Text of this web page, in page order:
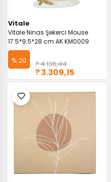
Vitale
Vitale Ninas Şekerci Mouse
17.5*9.5*28 cm AK.KM0009
% 20 ? 4.136,44
? 3.309,15